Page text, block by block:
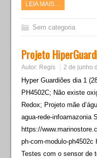
LEIA MAIS…
Sem categoria
Projeto
Autor: Regis 2 de junho
Hyper Guardiões dia 1
PH4502C; Não existe
Redox; Projeto mãe
agua-rede-infoamazonia
https://
ph-com-modulo-ph4502c
Testes com o sensor de